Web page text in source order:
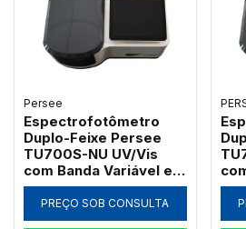
Persee
Espectrofotômetro
Duplo-Feixe Persee
TU700S-NU UV/Vis
com Banda Variável e
Software UVWin (190 a
1100nm)
PREÇO SOB CONSULTA